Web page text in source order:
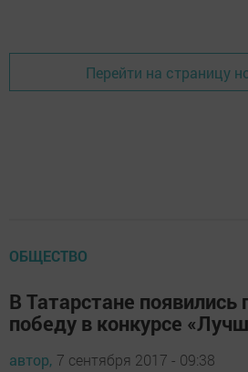
Перейти на страницу
ОБЩЕСТВО
В Татарстане
победу в конкурсе
автор, 7 сентября 2017 - 09:38